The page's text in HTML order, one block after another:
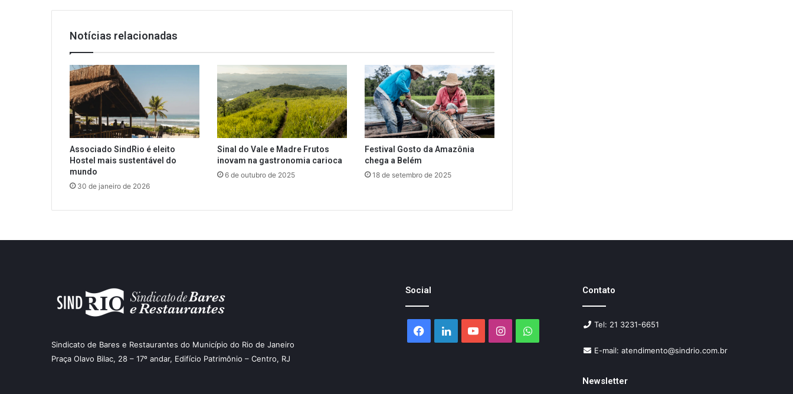
Notícias relacionadas
Associado SindRio é eleito
Hostel mais sustentável do
mundo
30 de janeiro de 2026
Sinal do Vale e Madre Frutos
inovam na gastronomia carioca
6 de outubro de 2025
Festival Gosto da Amazônia
chega a Belém
18 de setembro de 2025
Sindicato de Bares e Restaurantes do Município do Rio de Janeiro
Praça Olavo Bilac, 28 – 17º andar, Edifício Patrimônio – Centro, RJ
Social
Facebook
LinkedinYouTubeInstagramWhatsApp
Contato
Tel: 21 3231-6651
E-mail: atendimento@sindrio.com.br
Newsletter